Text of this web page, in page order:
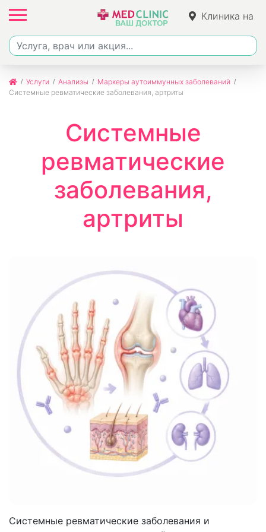
Клиника на
Ленина
Услуги Анализы
Маркеры аутоиммунных заболеваний
Системные ревматические заболевания, артриты
Системные
ревматические
заболевания,
артриты
Системные ревматические заболевания и